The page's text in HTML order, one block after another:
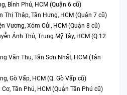
Bình Phú, HCM (Quận 6 cũ)
Thị Thập, Tân Hưng, HCM (Quận 7 cũ)
Vương, Xóm Củi, HCM (Quận 8 cũ)
Ảnh Thủ, Trung Mỹ Tây, HCM (Q.12
Văn Thụ, Tân Sơn Nhất, HCM (Tân
Gò Vấp, HCM (Q. Gò Vấp cũ)
Tân Phú, HCM (Quận Tân Phú cũ)